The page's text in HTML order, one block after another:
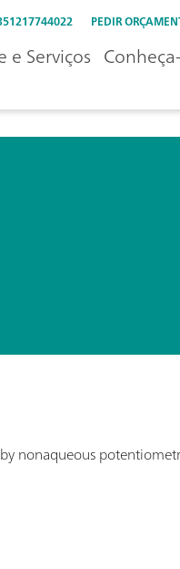
PEDIR
e Serviços
nonaqueous